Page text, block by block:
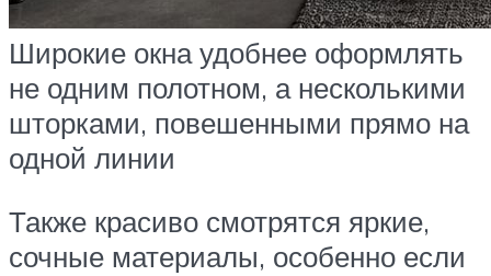
Широкие окна удобнее оформлять
не одним полотном, а несколькими
шторками, повешенными прямо на
одной линии
Также красиво смотрятся яркие,
сочные материалы, особенно если